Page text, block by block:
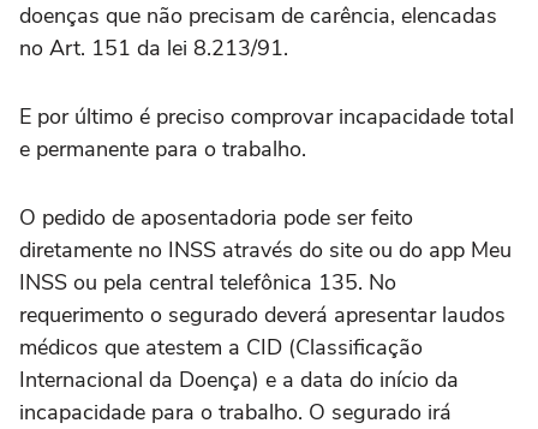
doenças que não precisam de carência, elencadas
no Art. 151 da lei 8.213/91.
E por último é preciso comprovar incapacidade total
e permanente para o trabalho.
O pedido de aposentadoria pode ser feito
diretamente no INSS através do site ou do app Meu
INSS ou pela central telefônica 135. No
requerimento o segurado deverá apresentar laudos
médicos que atestem a CID (Classificação
Internacional da Doença) e a data do início da
incapacidade para o trabalho. O segurado irá